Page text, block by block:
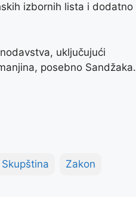
izbornih lista i dodatno
uključujući
posebno Sandžaka.
Skupština Zakon